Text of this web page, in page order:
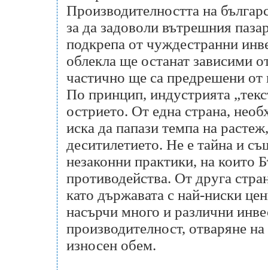
Производителността на
за да задоволи вътрешния
подкрепа от чуждестранни
облекла ще останат зависими
частично ще са предрешени от
По принцип, индустрията
острието. От една страна,
иска да папази темпа на
деситилетието. Не е тайна и
незаконни практики, на които
противодейства. От друга
като държавата с най-ниски
насърчи много и различни
производителност, отваряне
износен обем.